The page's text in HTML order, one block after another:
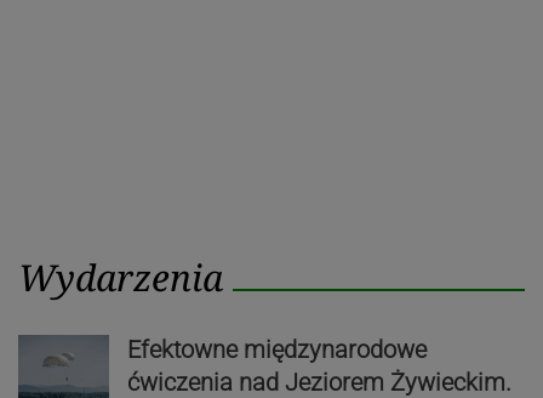
Wydarzenia
Efektowne międzynarodowe
ćwiczenia nad Jeziorem Żywieckim.